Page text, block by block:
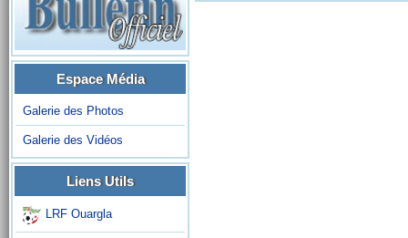
Espace Média
Galerie des Photos
Galerie des Vidéos
Liens Utils
LRF Ouargla